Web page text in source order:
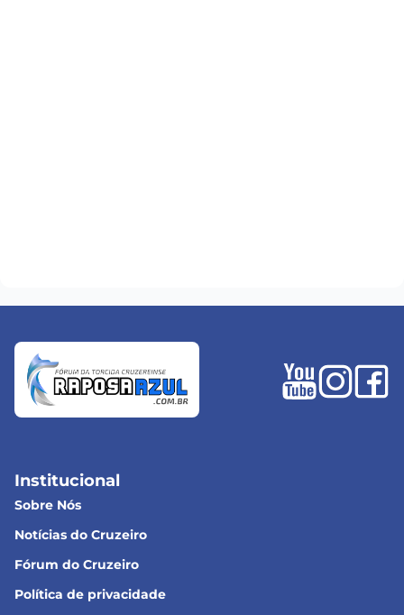
Institucional
Sobre Nós
Notícias do Cruzeiro
Fórum do Cruzeiro
Política de privacidade